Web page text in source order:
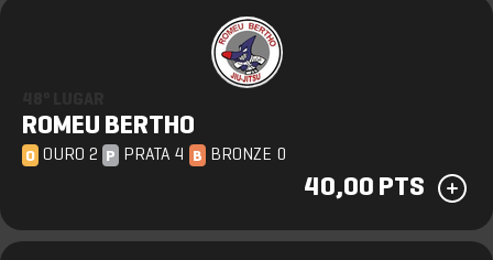
ROMEU BERTHO
O OURO 2 P PRATA 4 B BRONZE 0
40,00 PTS